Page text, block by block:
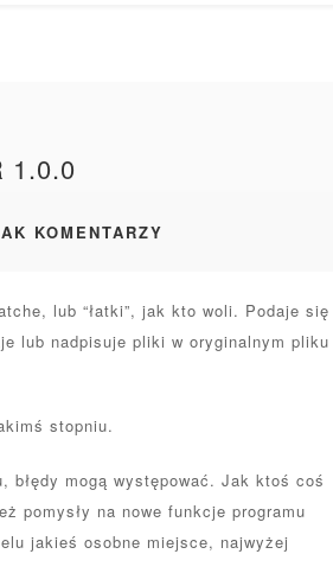
1.0.0
KOMENTARZY
lub “łatki”, jak kto woli. Podaje się
lub nadpisuje pliki w oryginalnym pliku
stopniu.
mogą występować. Jak ktoś coś
pomysły na nowe funkcje programu
jakieś osobne miejsce, najwyżej